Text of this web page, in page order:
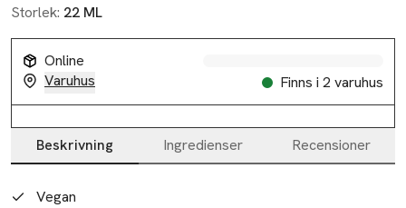
Storlek: 22 ML
Online
Varuhus
Finns i 2 varuhus
Beskrivning Ingredienser Recensioner
Beskrivning
Vegan